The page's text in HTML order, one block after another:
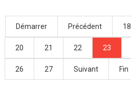
Démarrer Précédent 18
20 21 22 23
26 27 Suivant Fin